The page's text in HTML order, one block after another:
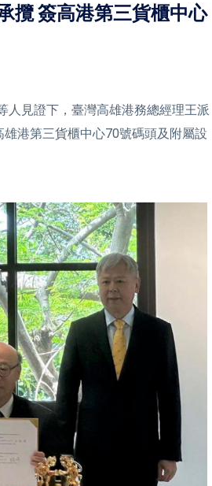
攬 簽高港第三貨櫃中心
人見證下，臺灣高雄港務總經理王派
港第三貨櫃中心70號碼頭及附屬設